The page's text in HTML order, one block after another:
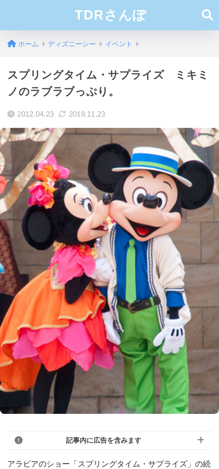
TDRさんぽ
ホーム ディズニーシー イベント
スプリングタイム・サプライズ ミキミ
ノのラブラブっぷり。
2012.04.23 2018.11.23
記事内に広告を含みます
アラビアのショー「スプリングタイム・サプライズ」の続